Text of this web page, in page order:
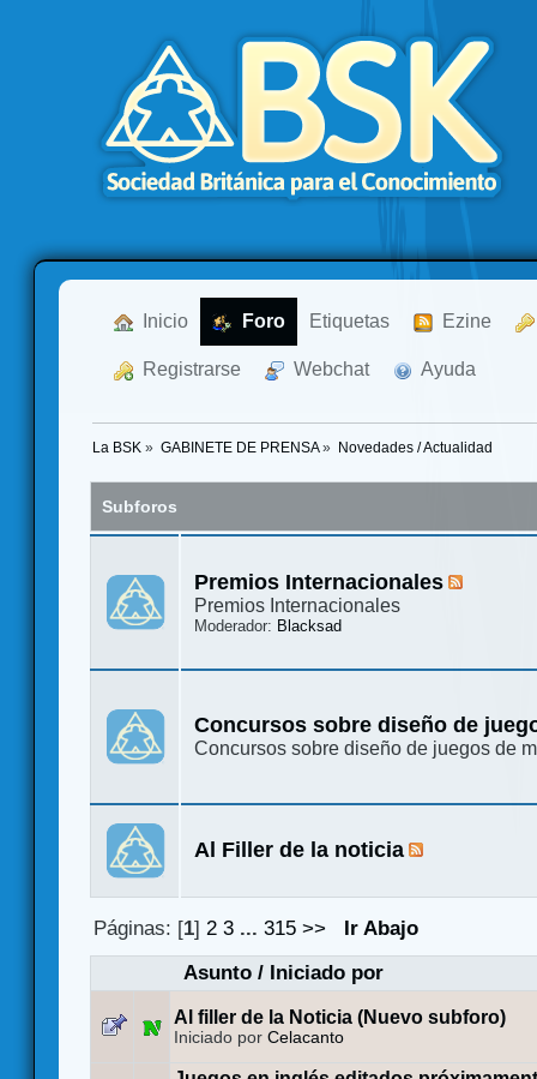
Inicio Foro Etiquetas Ezine
Registrarse Webchat Ayuda
La BSK » GABINETE DE PRENSA» Novedades / Actualidad
Subforos
Premios Internacionales
Premios Internacionales
Moderador: Blacksad
Concursos sobre diseño de
Concursos sobre diseño de juegos de
Al Filler de la noticia
Páginas: [1]2 3 ...315 >>
Ir Abajo
Asunto/ Iniciado por
Al filler de la Noticia (Nuevo subforo)
Iniciado por Celacanto